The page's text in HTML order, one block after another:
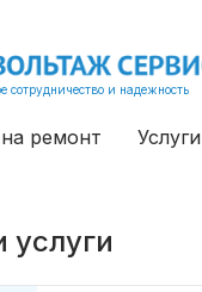
сотрудничество и надежность
ремонт Услуги
услуги